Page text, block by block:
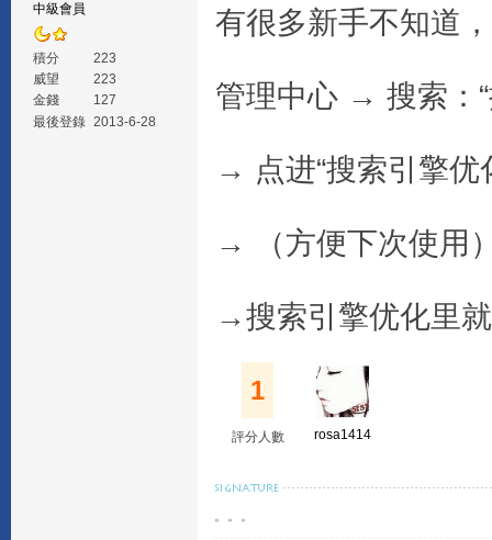
中級會員
積分
223
威望
223
金錢
127
最後登錄 2013-6-28
有很多新手不知道
管理中心 → 搜索：
→ 点进“搜索引擎优
→ （方便下次使用
→搜索引擎优化里
1
評分人數 rosa1414
。。。